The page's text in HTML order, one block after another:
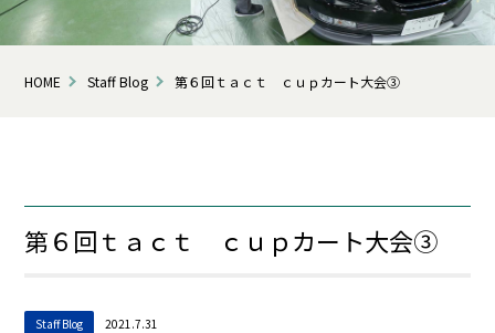
HOME Staff Blog 第６回ｔａｃｔ ｃｕｐカート大会③
第６回ｔａｃｔ ｃｕｐカート大会③
Staff Blog 2021.7.31